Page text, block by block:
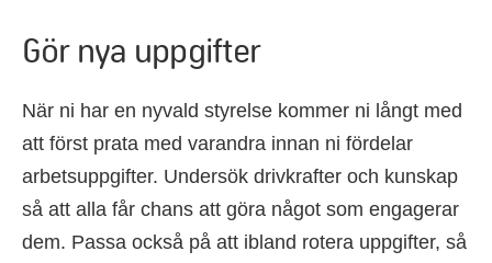
Gör nya uppgifter
När ni har en nyvald styrelse kommer ni långt med
att först prata med varandra innan ni fördelar
arbetsuppgifter. Undersök drivkrafter och kunskap
så att alla får chans att göra något som engagerar
dem. Passa också på att ibland rotera uppgifter, så